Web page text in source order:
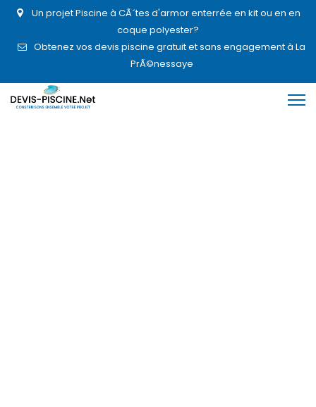
Un projet Piscine à CÃ´tes d'armor enterrée en kit ou en en
coque polyester?
Obtenez vos devis piscine gratuit et sans engagement à La
PrÃ©nessaye